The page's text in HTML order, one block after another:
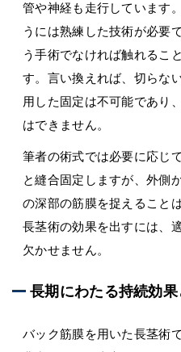
管や神経も走行しています
うには熟練した技術が必要
う手術でなければ触れるこ
す。言い換えれば、切らな
用した固定は不可能であり
はできません。
筆者の術式では必要に応じ
と縫合固定しますが、外側
の深部の筋膜を捉えること
長茎術の効果を出すには、
欠かせません。
長期にわたる持続効
バック筋膜を用いた長茎術